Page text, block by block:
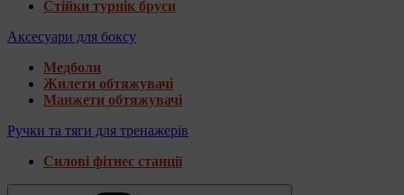
Стійки турнік бруси
Аксесуари для боксу
Медболи
Жилети обтяжувачі
Манжети обтяжувачі
Ручки та тяги для тренажерів
Силові фітнес станції